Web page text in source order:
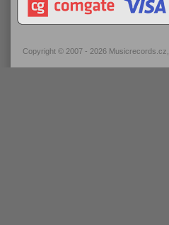
Copyright © 2007 - 2026 Musicrecords.cz